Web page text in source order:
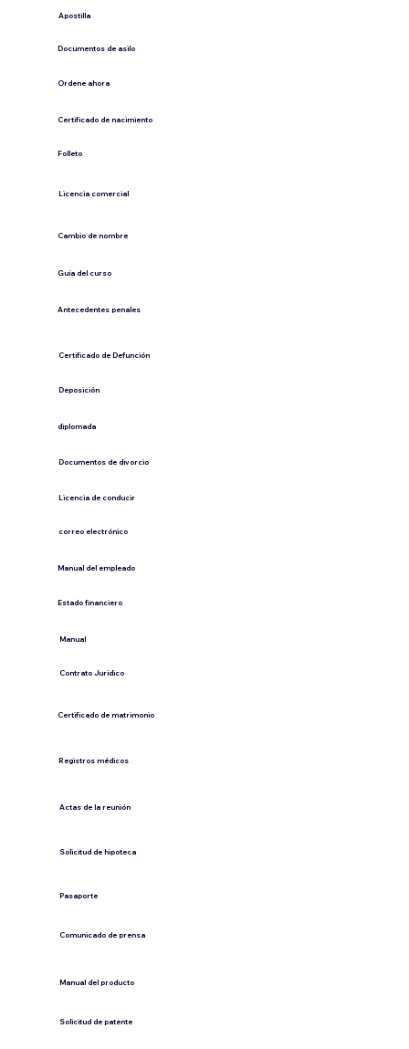
​Apostilla
Documentos de asilo
Ordene ahora
Certificado de nacimiento
Folleto
​Licencia comercial
Cambio de nombre
Guía del curso
Antecedentes penales
​Certificado de Defunción
​Deposición
diplomada
Documentos de divorcio
Licencia de conducir
​correo electrónico
Manual del empleado
Estado financiero
​Manual
​Contrato Jurídico
Certificado de matrimonio
Registros médicos
Actas de la reunión
Solicitud de hipoteca
Pasaporte
Comunicado de prensa
​Manual del producto
​Solicitud de patente